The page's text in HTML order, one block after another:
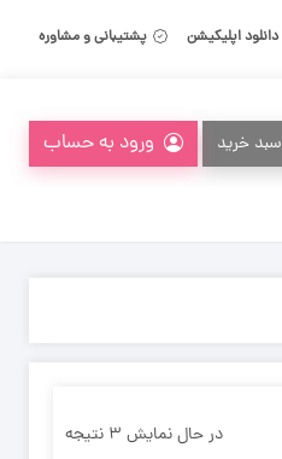
دانلود اپلیکیشن پشتیبانی و مشاوره
سبد خرید ورود به حساب
در حال نمایش ۳ نتیجه